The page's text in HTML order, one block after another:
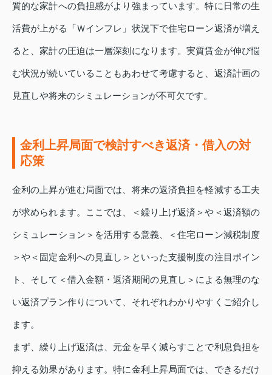
質的な家計への負担感がより強まっています。特に日常の生
活費が上がる「Ｗインフレ」状況下で住宅ローン返済が増え
ると、家計の圧迫は一層深刻になります。実質賃金が伸び悩
む状況が続いていることもあわせて考慮すると、返済計画の
見直しや将来のシミュレーションが不可欠です。
金利上昇局面で検討すべき返済・借入の対
応策
金利の上昇が進む局面では、将来の返済負担を軽減する工夫
が求められます。ここでは、＜繰り上げ返済＞や＜返済額の
シミュレーション＞を活用する意義、＜住宅ローン減税制度
＞や＜固定金利への見直し＞といった支援制度の注目ポイン
ト、そして＜借入金額・返済期間の見直し＞による無理のな
い返済プラン作りについて、それぞれわかりやすくご紹介し
ます。
まず、繰り上げ返済は、元金を早く減らすことで利息負担を
抑える効果があります。特に金利上昇局面では、できるだけ